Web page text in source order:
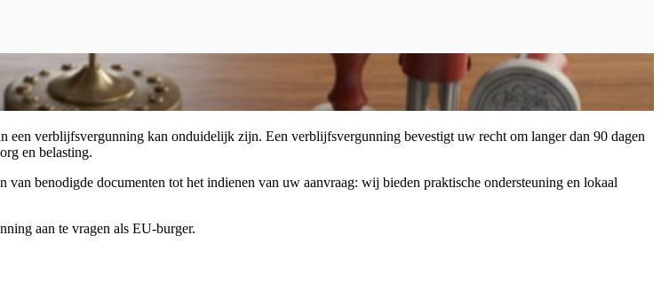
een verblijfsvergunning kan onduidelijk zijn. Een verblijfsvergunning bevestigt uw recht om langer dan 90 dagen
en belasting.
benodigde documenten tot het indienen van uw aanvraag: wij bieden praktische ondersteuning en lokaal
aan te vragen als EU-burger.